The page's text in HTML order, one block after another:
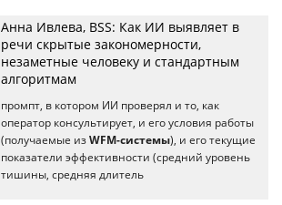
Анна Ивлева, BSS: Как ИИ выявляет в
речи скрытые закономерности,
незаметные человеку и стандартным
алгоритмам
промпт, в котором ИИ проверял и то, как
оператор консультирует, и его условия работы
(получаемые из WFM-системы), и его текущие
показатели эффективности (средний уровень
тишины, средняя длитель